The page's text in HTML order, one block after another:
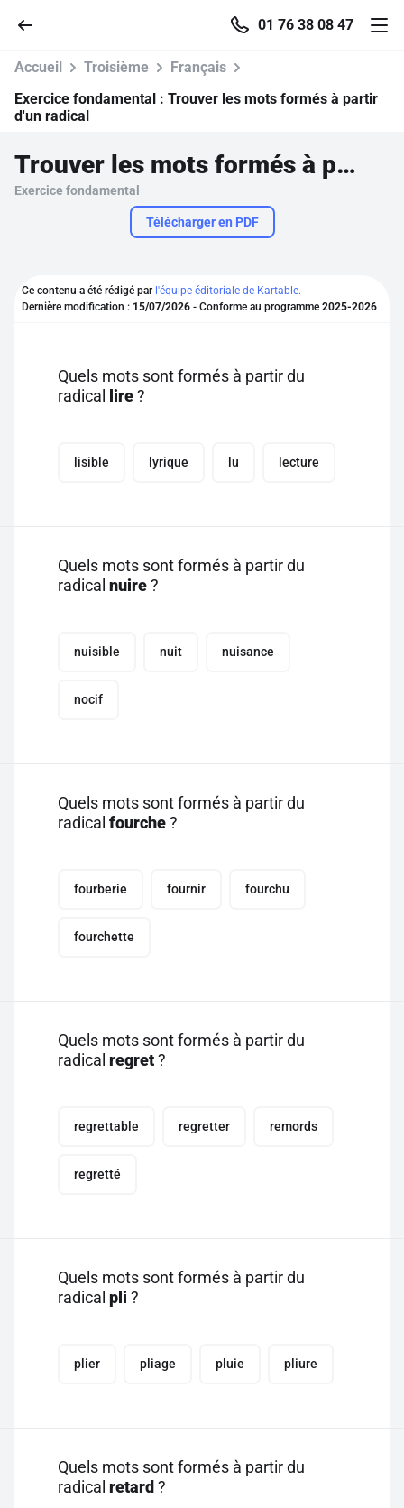
01 76 38 08 47
Parcourir
Se connecter
Pour profiter de 10 contenus offerts.
Accueil Troisième
Français
Exercice fondamental : Trouver les mots formés à partir
d'un radical
Trouver les mots formés à partir d'un radical
Exercice fondamental
Télécharger en PDF
Ce contenu a été rédigé par l'équipe éditoriale de Kartable.
Dernière modification : 15/07/2026 - Conforme au programme 2025-2026
Quels mots sont formés à partir du
radical
lire?
lisible lyrique lu lecture
Quels mots sont formés à partir du
radical nuire?
nuisible nuit nuisance
nocif
Quels mots sont formés à partir du
radical fourche?
fourberie fournir fourchu
fourchette
Quels mots sont formés à partir du
radical regret?
regrettable regretter remords
regretté
Quels mots sont formés à partir du
radical pli ?
plier pliage pluie pliure
Quels mots sont formés à partir du
radical retard ?